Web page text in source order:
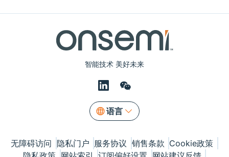
智能技术 美好未来
语言
无障碍访问 隐私门户 服务协议 销售条款 Cookie政策